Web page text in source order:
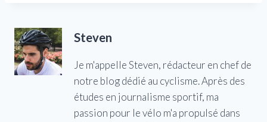
Steven
Je m'appelle Steven, rédacteur en chef de
notre blog dédié au cyclisme. Après des
études en journalisme sportif, ma
passion pour le vélo m'a propulsé dans